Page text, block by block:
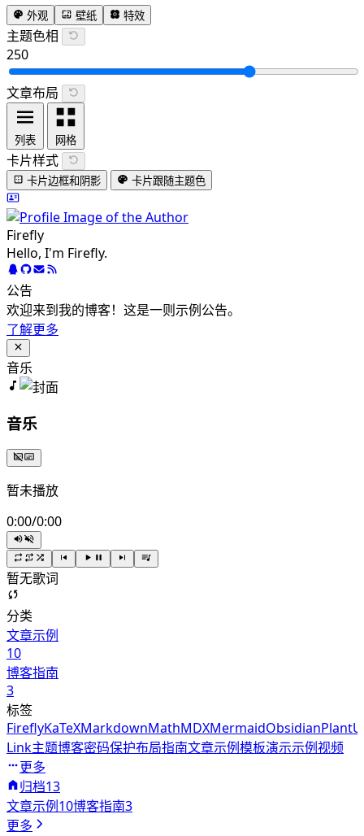
外观 壁纸 特效
主题色相
250
文章布局
列表 网格
卡片样式
卡片边框和阴影 卡片跟随主题色
Firefly
Hello, I'm Firefly.
公告
欢迎来到我的博客！这是一则示例公告。
了解更多
音乐
音乐
暂未播放
0:00/0:00
暂无歌词
分类
文章示例
10
博客指南
3
标签
FireflyKaTeXMarkdownMathMDXMermaidObsidian
Link主题博客密码保护布局指南文章示例模板演示示例视频
更多
归档13
文章示例10博客指南3
更多